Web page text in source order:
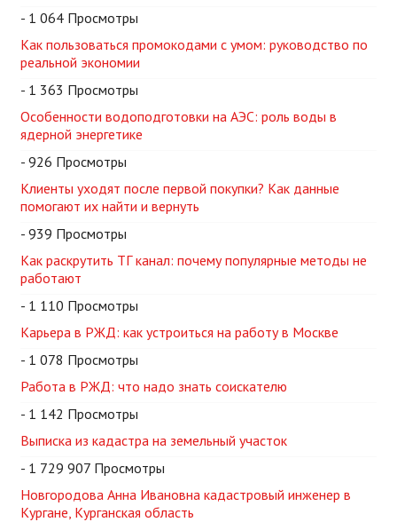
- 1 064 Просмотры
Как пользоваться промокодами с умом: руководство по
реальной экономии
- 1 363 Просмотры
Особенности водоподготовки на АЭС: роль воды в
ядерной энергетике
- 926 Просмотры
Клиенты уходят после первой покупки? Как данные
помогают их найти и вернуть
- 939 Просмотры
Как раскрутить ТГ канал: почему популярные методы не
работают
- 1 110 Просмотры
Карьера в РЖД: как устроиться на работу в Москве
- 1 078 Просмотры
Работа в РЖД: что надо знать соискателю
- 1 142 Просмотры
Выписка из кадастра на земельный участок
- 1 729 907 Просмотры
Новгородова Анна Ивановна кадастровый инженер в
Кургане, Курганская область